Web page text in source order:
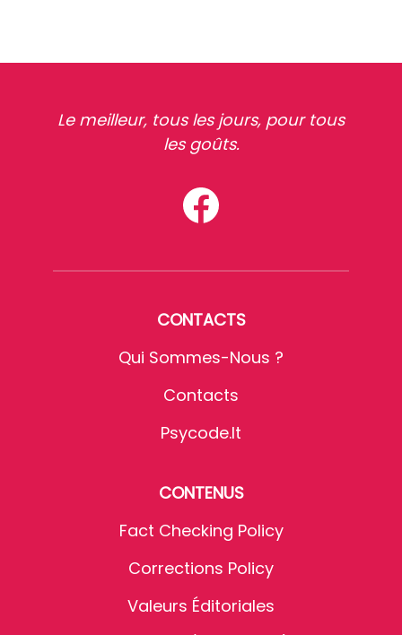
Le meilleur, tous les jours, pour tous
les goûts.
CONTACTS
Qui Sommes-Nous ?
Contacts
Psycode.it
CONTENUS
Fact Checking Policy
Corrections Policy
Valeurs Éditoriales